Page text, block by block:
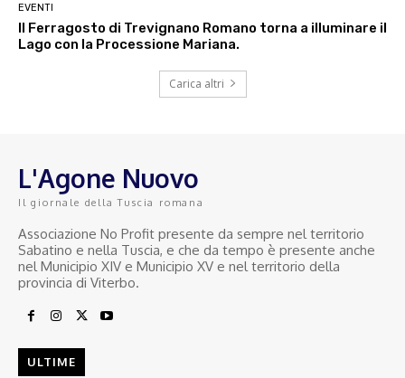
EVENTI
Il Ferragosto di Trevignano Romano torna a illuminare il
Lago con la Processione Mariana.
Carica altri
L'Agone Nuovo
Il giornale della Tuscia romana
Associazione No Profit presente da sempre nel territorio
Sabatino e nella Tuscia, e che da tempo è presente anche
nel Municipio XIV e Municipio XV e nel territorio della
provincia di Viterbo.
ULTIME